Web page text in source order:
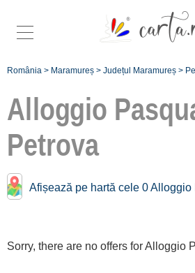
România > Maramureș > Județul Maramureș >
Alloggio
Petrova
Afișează pe hartă cele 0
Sorry, there are no offers for Alloggio
o unitate de
despre C A